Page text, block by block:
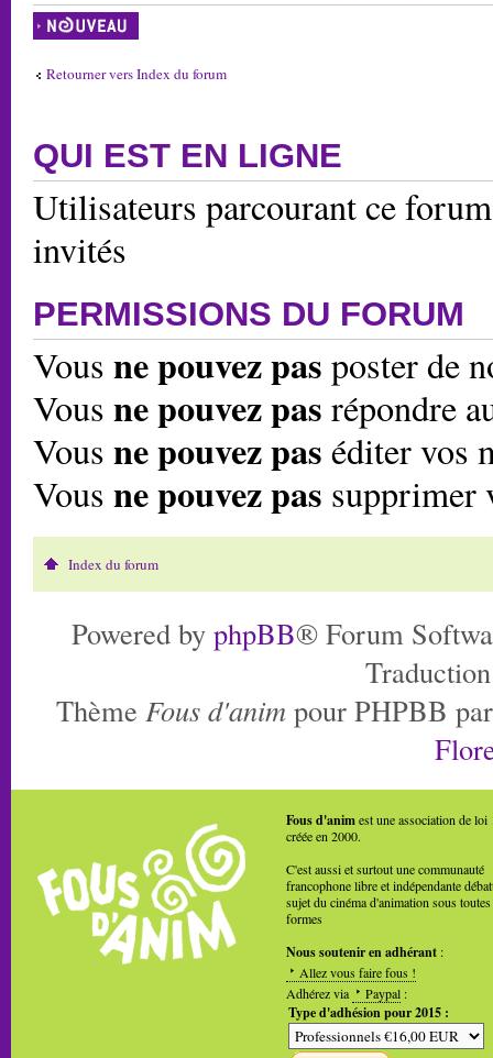
Écrire un nouveau
sujet
Retourner vers Index du forum
QUI EST EN LIGNE
Utilisateurs parcourant ce
invités
PERMISSIONS DU FORUM
Vous ne pouvez pas poster de
Vous ne pouvez pas répondre
Vous ne pouvez pas éditer vos
Vous ne pouvez pas supprimer
Index du forum
Powered by phpBB® Forum
Thème Fous d'anim pour PHPBB
Fous d'animest une association de loi
créée en 2000.
C'est aussi et surtout une communauté
francophone libre et indépendante
sujet du cinéma d'animation sous toutes
formes
Nous soutenir en adhérant :
Allez vous faire fous !
Adhérez via
Paypal :
Type d'adhésion pour 2015 :